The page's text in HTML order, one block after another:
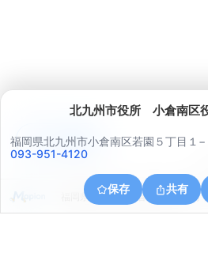
北九州市役所 小倉南区
福岡県北九州市小倉南区若園５丁目１−
093-951-4120
保存 共有
福岡県北九州市小倉南区守恒４丁
アプリで見る